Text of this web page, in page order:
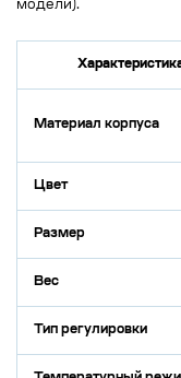
модели).
Материал корпуса
Цвет
Размер
Вес
Тип регулировки